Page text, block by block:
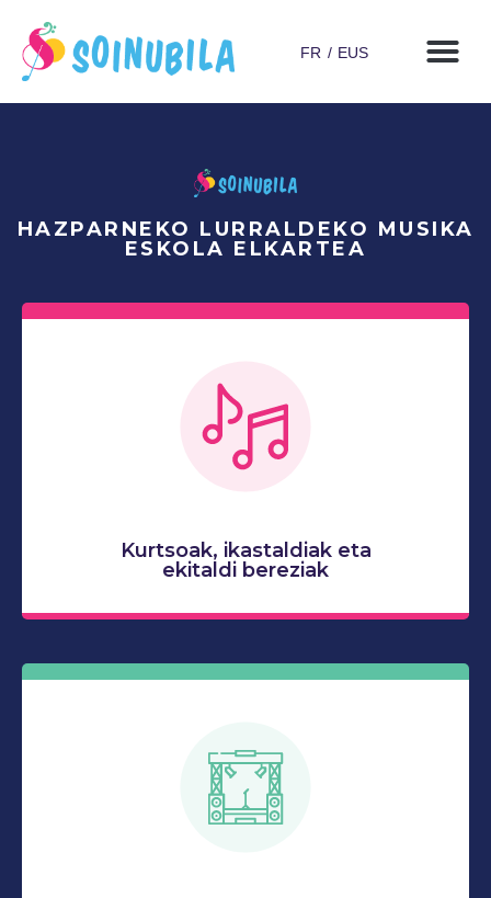
FR EUS
HAZPARNEKO LURRALDEKO MUSIKA
ESKOLA ELKARTEA
Kurtsoak, ikastaldiak eta
ekitaldi bereziak